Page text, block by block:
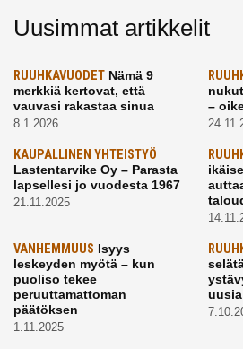
Uusimmat artikkelit
RUUHKAVUODET Nämä 9
merkkiä kertovat, että
vauvasi rakastaa sinua
8.1.2026
–
KAUPALLINEN YHTEISTYÖ
Lastentarvike Oy – Parasta
lapsellesi jo vuodesta 1967
21.11.2025
VANHEMMUUS Isyys
leskeyden myötä – kun
puoliso tekee
peruuttamattoman
päätöksen
1.11.2025